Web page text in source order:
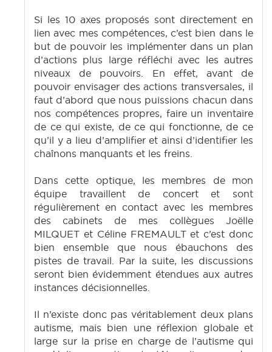
Si les 10 axes proposés sont directement en
lien avec mes compétences, c’est bien dans le
but de pouvoir les implémenter dans un plan
d’actions plus large réfléchi avec les autres
niveaux de pouvoirs. En effet, avant de
pouvoir envisager des actions transversales, il
faut d’abord que nous puissions chacun dans
nos compétences propres, faire un inventaire
de ce qui existe, de ce qui fonctionne, de ce
qu’il y a lieu d’amplifier et ainsi d’identifier les
chaînons manquants et les freins.
Dans cette optique, les membres de mon
équipe travaillent de concert et sont
régulièrement en contact avec les membres
des cabinets de mes collègues Joëlle
MILQUET et Céline FREMAULT et c’est donc
bien ensemble que nous ébauchons des
pistes de travail. Par la suite, les discussions
seront bien évidemment étendues aux autres
instances décisionnelles.
Il n’existe donc pas véritablement deux plans
autisme, mais bien une réflexion globale et
large sur la prise en charge de l’autisme qui